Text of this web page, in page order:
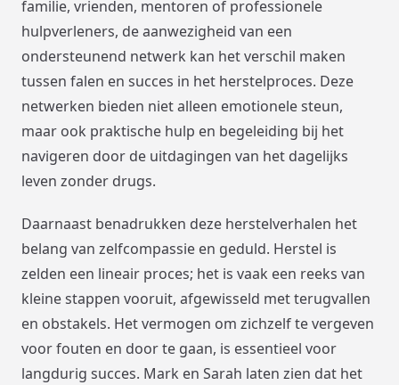
familie, vrienden, mentoren of professionele
hulpverleners, de aanwezigheid van een
ondersteunend netwerk kan het verschil maken
tussen falen en succes in het herstelproces. Deze
netwerken bieden niet alleen emotionele steun,
maar ook praktische hulp en begeleiding bij het
navigeren door de uitdagingen van het dagelijks
leven zonder drugs.
Daarnaast benadrukken deze herstelverhalen het
belang van zelfcompassie en geduld. Herstel is
zelden een lineair proces; het is vaak een reeks van
kleine stappen vooruit, afgewisseld met terugvallen
en obstakels. Het vermogen om zichzelf te vergeven
voor fouten en door te gaan, is essentieel voor
langdurig succes. Mark en Sarah laten zien dat het